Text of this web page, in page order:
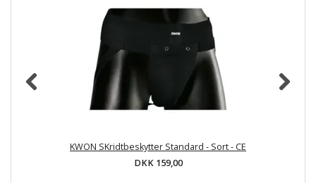
KWON SKridtbeskytter Standard - Sort - CE
DKK 159,00